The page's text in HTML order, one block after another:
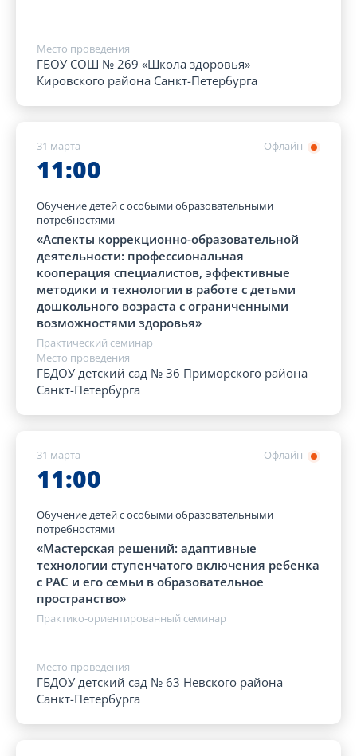
Место проведения
ГБОУ СОШ № 269 «Школа здоровья»
Кировского района Санкт-Петербурга
Офлайн
31 марта
11:00
Обучение детей с особыми образовательными
потребностями
«Аспекты коррекционно-образовательной
деятельности: профессиональная
кооперация специалистов, эффективные
методики и технологии в работе с детьми
дошкольного возраста с ограниченными
возможностями здоровья»
Практический семинар
Место проведения
ГБДОУ детский сад № 36 Приморского района
Санкт-Петербурга
Офлайн
31 марта
11:00
Обучение детей с особыми образовательными
потребностями
«Мастерская решений: адаптивные
технологии ступенчатого включения ребенка
с РАС и его семьи в образовательное
пространство»
Практико-ориентированный семинар
Место проведения
ГБДОУ детский сад № 63 Невского района
Санкт-Петербурга